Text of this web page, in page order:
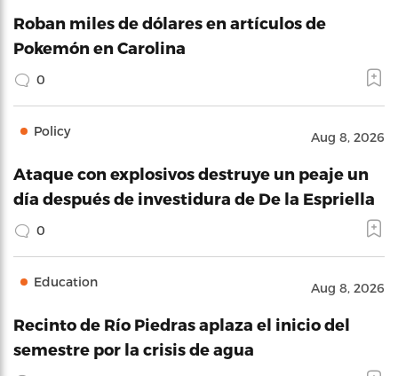
Roban miles de dólares en artículos de
Pokemón en Carolina
0
Policy Aug 8, 2026
Ataque con explosivos destruye un peaje un
día después de investidura de De la Espriella
0
Education Aug 8, 2026
Recinto de Río Piedras aplaza el inicio del
semestre por la crisis de agua